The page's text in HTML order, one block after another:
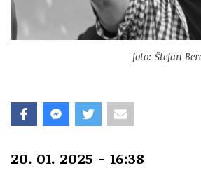
foto: Štefan
20. 01. 2025 - 16:38